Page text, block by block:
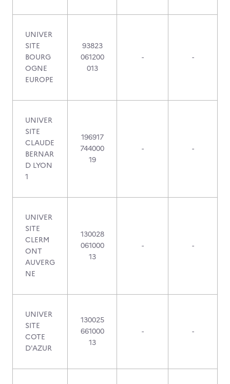
UNIVER
SITE
BOURG
OGNE
EUROPE
93823
061200
013
- -
UNIVER
SITE
CLAUDE
BERNAR
D LYON
1
196917
744000
19
- -
UNIVER
SITE
CLERM
ONT
AUVERG
NE
130028
061000
13
- -
UNIVER
SITE
COTE
D'AZUR
130025
661000
13
- -